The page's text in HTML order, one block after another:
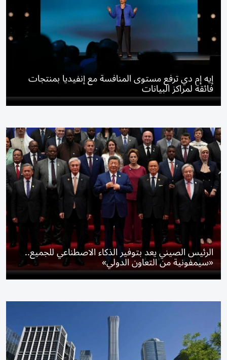
إيه إم دي ترفع مستوى المنافسة مع إنفيديا بمنتجات
فائقة لمراكز البيانات
الرئيس الصيني يعد بتوفير الذكاء الاصطناعي للجميع..
«سيمفونية من التعاون الدولي»